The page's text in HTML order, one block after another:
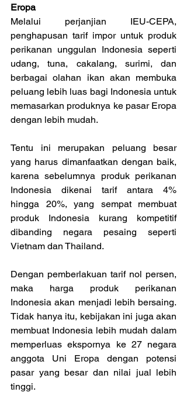
Eropa
Melalui perjanjian IEU-CEPA,
penghapusan tarif impor untuk produk
perikanan unggulan Indonesia seperti
udang, tuna, cakalang, surimi, dan
berbagai olahan ikan akan membuka
peluang lebih luas bagi Indonesia untuk
memasarkan produknya ke pasar Eropa
dengan lebih mudah.
Tentu ini merupakan peluang besar
yang harus dimanfaatkan dengan baik,
karena sebelumnya produk perikanan
Indonesia dikenai tarif antara 4%
hingga 20%, yang sempat membuat
produk Indonesia kurang kompetitif
dibanding negara pesaing seperti
Vietnam dan Thailand.
Dengan pemberlakuan tarif nol persen,
maka harga produk perikanan
Indonesia akan menjadi lebih bersaing.
Tidak hanya itu, kebijakan ini juga akan
membuat Indonesia lebih mudah dalam
memperluas ekspornya ke 27 negara
anggota Uni Eropa dengan potensi
pasar yang besar dan nilai jual lebih
tinggi.